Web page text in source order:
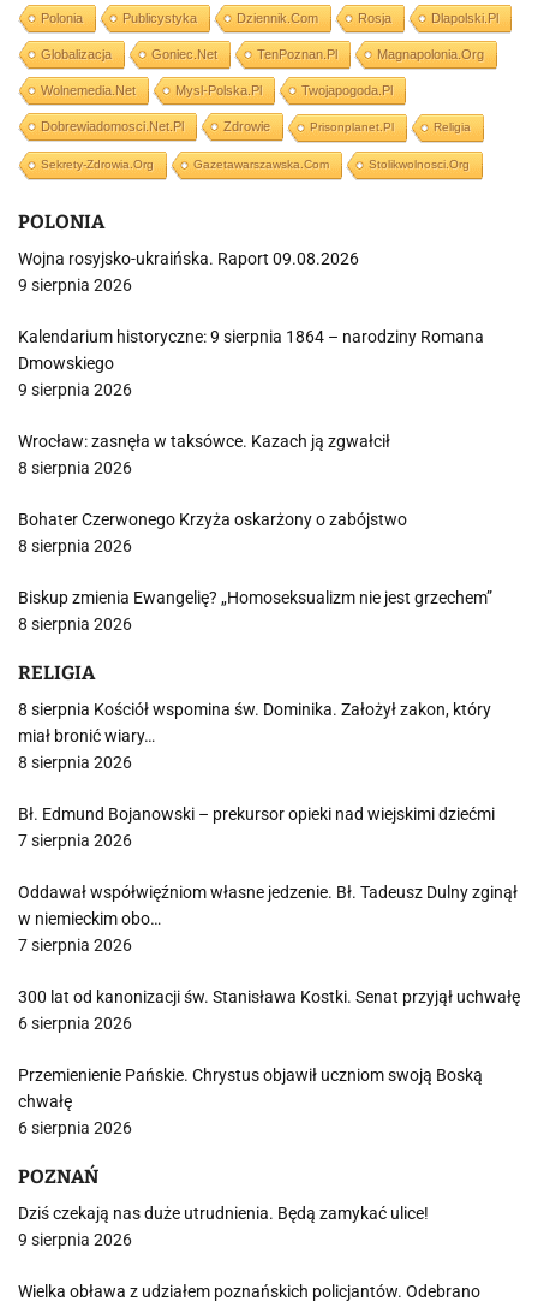
Polonia Publicystyka Dziennik.com Rosja Dlapolski.pl
Globalizacja Goniec.net TenPoznan.pl Magnapolonia.org
Wolnemedia.net Mysl-Polska.pl Twojapogoda.pl
Dobrewiadomosci.net.pl Zdrowie Prisonplanet.pl Religia
Sekrety-Zdrowia.org Gazetawarszawska.com Stolikwolnosci.org
POLONIA
Wojna rosyjsko-ukraińska. Raport 09.08.2026
9 sierpnia 2026
Kalendarium historyczne: 9 sierpnia 1864 – narodziny Romana
Dmowskiego
9 sierpnia 2026
Wrocław: zasnęła w taksówce. Kazach ją zgwałcił
8 sierpnia 2026
Bohater Czerwonego Krzyża oskarżony o zabójstwo
8 sierpnia 2026
Biskup zmienia Ewangelię? „Homoseksualizm nie jest grzechem”
8 sierpnia 2026
RELIGIA
8 sierpnia Kościół wspomina św. Dominika. Założył zakon, który
miał bronić wiary…
8 sierpnia 2026
Bł. Edmund Bojanowski – prekursor opieki nad wiejskimi dziećmi
7 sierpnia 2026
Oddawał współwięźniom własne jedzenie. Bł. Tadeusz Dulny zginął
w niemieckim obo…
7 sierpnia 2026
300 lat od kanonizacji św. Stanisława Kostki. Senat przyjął uchwałę
6 sierpnia 2026
Przemienienie Pańskie. Chrystus objawił uczniom swoją Boską
chwałę
6 sierpnia 2026
POZNAŃ
Dziś czekają nas duże utrudnienia. Będą zamykać ulice!
9 sierpnia 2026
Wielka obława z udziałem poznańskich policjantów. Odebrano